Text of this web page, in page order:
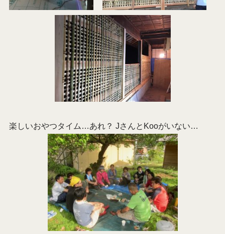
楽しいおやつタイム…あれ？ JさんとKooがいない…